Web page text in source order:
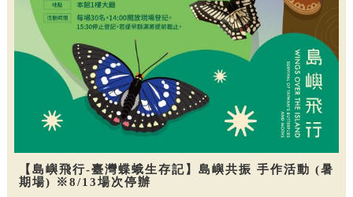
【島嶼飛行-臺灣蝶蛾生存記】島嶼共振 手作活動 (暑
期場) ※8/13場次停辦